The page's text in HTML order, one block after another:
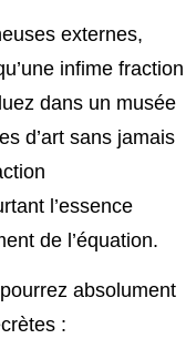
externes,
infime fraction
dans un musée
d’art sans jamais
l’essence
de l’équation.
absolument
: